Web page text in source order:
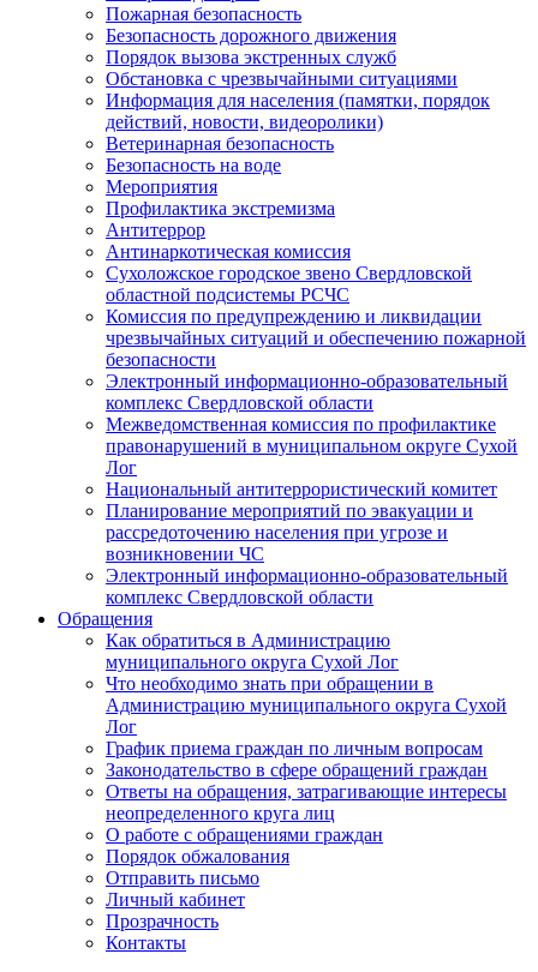
Пожарная безопасность
Безопасность дорожного движения
Порядок вызова экстренных служб
Обстановка с чрезвычайными ситуациями
Информация для населения (памятки, порядок
действий, новости, видеоролики)
Ветеринарная безопасность
Безопасность на воде
Мероприятия
Профилактика экстремизма
Антитеррор
Антинаркотическая комиссия
Сухоложское городское звено Свердловской
областной подсистемы РСЧС
Комиссия по предупреждению и ликвидации
чрезвычайных ситуаций и обеспечению пожарной
безопасности
Электронный информационно-образовательный
комплекс Cвердловской области
Межведомственная комиссия по профилактике
правонарушений в муниципальном округе Сухой
Лог
Национальный антитеррористический комитет
Планирование мероприятий по эвакуации и
рассредоточению населения при угрозе и
возникновении ЧС
Электронный информационно-образовательный
комплекс Свердловской области
Обращения
Как обратиться в Администрацию
муниципального округа Сухой Лог
Что необходимо знать при обращении в
Администрацию муниципального округа Сухой
Лог
График приема граждан по личным вопросам
Законодательство в сфере обращений граждан
Ответы на обращения, затрагивающие интересы
неопределенного круга лиц
О работе с обращениями граждан
Порядок обжалования
Отправить письмо
Личный кабинет
Прозрачность
Контакты